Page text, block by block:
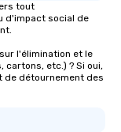
tout
d'impact social de
l'élimination et le
etc.) ? Si oui,
de détournement des